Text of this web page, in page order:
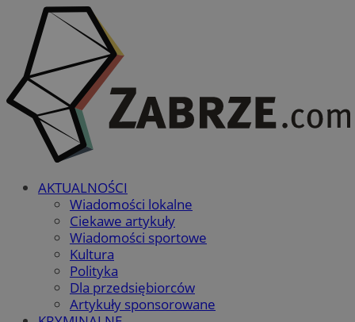
AKTUALNOŚCI
Wiadomości lokalne
Ciekawe artykuły
Wiadomości sportowe
Kultura
Polityka
Dla przedsiębiorców
Artykuły sponsorowane